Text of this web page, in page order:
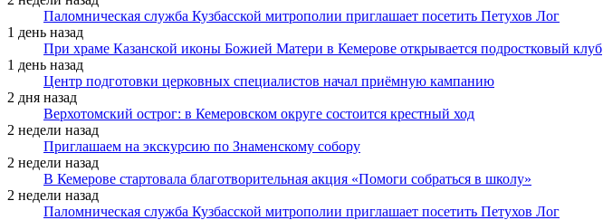
Паломническая служба Кузбасской митрополии приглашает посетить Петухов Лог
1 день назад
При храме Казанской иконы Божией Матери в Кемерове открывается подростковый клуб
1 день назад
Центр подготовки церковных специалистов начал приёмную кампанию
2 дня назад
Верхотомский острог: в Кемеровском округе состоится крестный ход
2 недели назад
Приглашаем на экскурсию по Знаменскому собору
2 недели назад
В Кемерове стартовала благотворительная акция «Помоги собраться в школу»
2 недели назад
Паломническая служба Кузбасской митрополии приглашает посетить Петухов Лог